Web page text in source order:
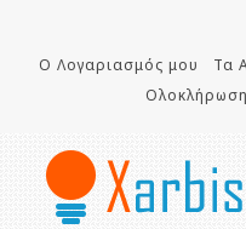
Ο Λογαριασμός μου Τα